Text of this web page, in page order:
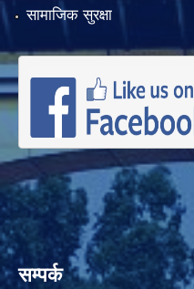
सामाजिक सुरक्षा
सम्पर्क